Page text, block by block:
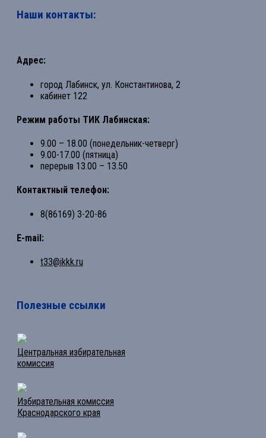
Наши контакты:
Адрес:
город Лабинск, ул. Константинова, 2
кабинет 122
Режим работы ТИК Лабинская:
9.00 – 18.00 (понедельник-четверг)
9.00-17.00 (пятница)
перерыв 13.00 – 13.50
Контактный телефон:
8(86169) 3-20-86
E-mail:
t33@ikkk.ru
Полезные ссылки
Центральная избирательная
комиссия
Избирательная комиссия
Краснодарского края